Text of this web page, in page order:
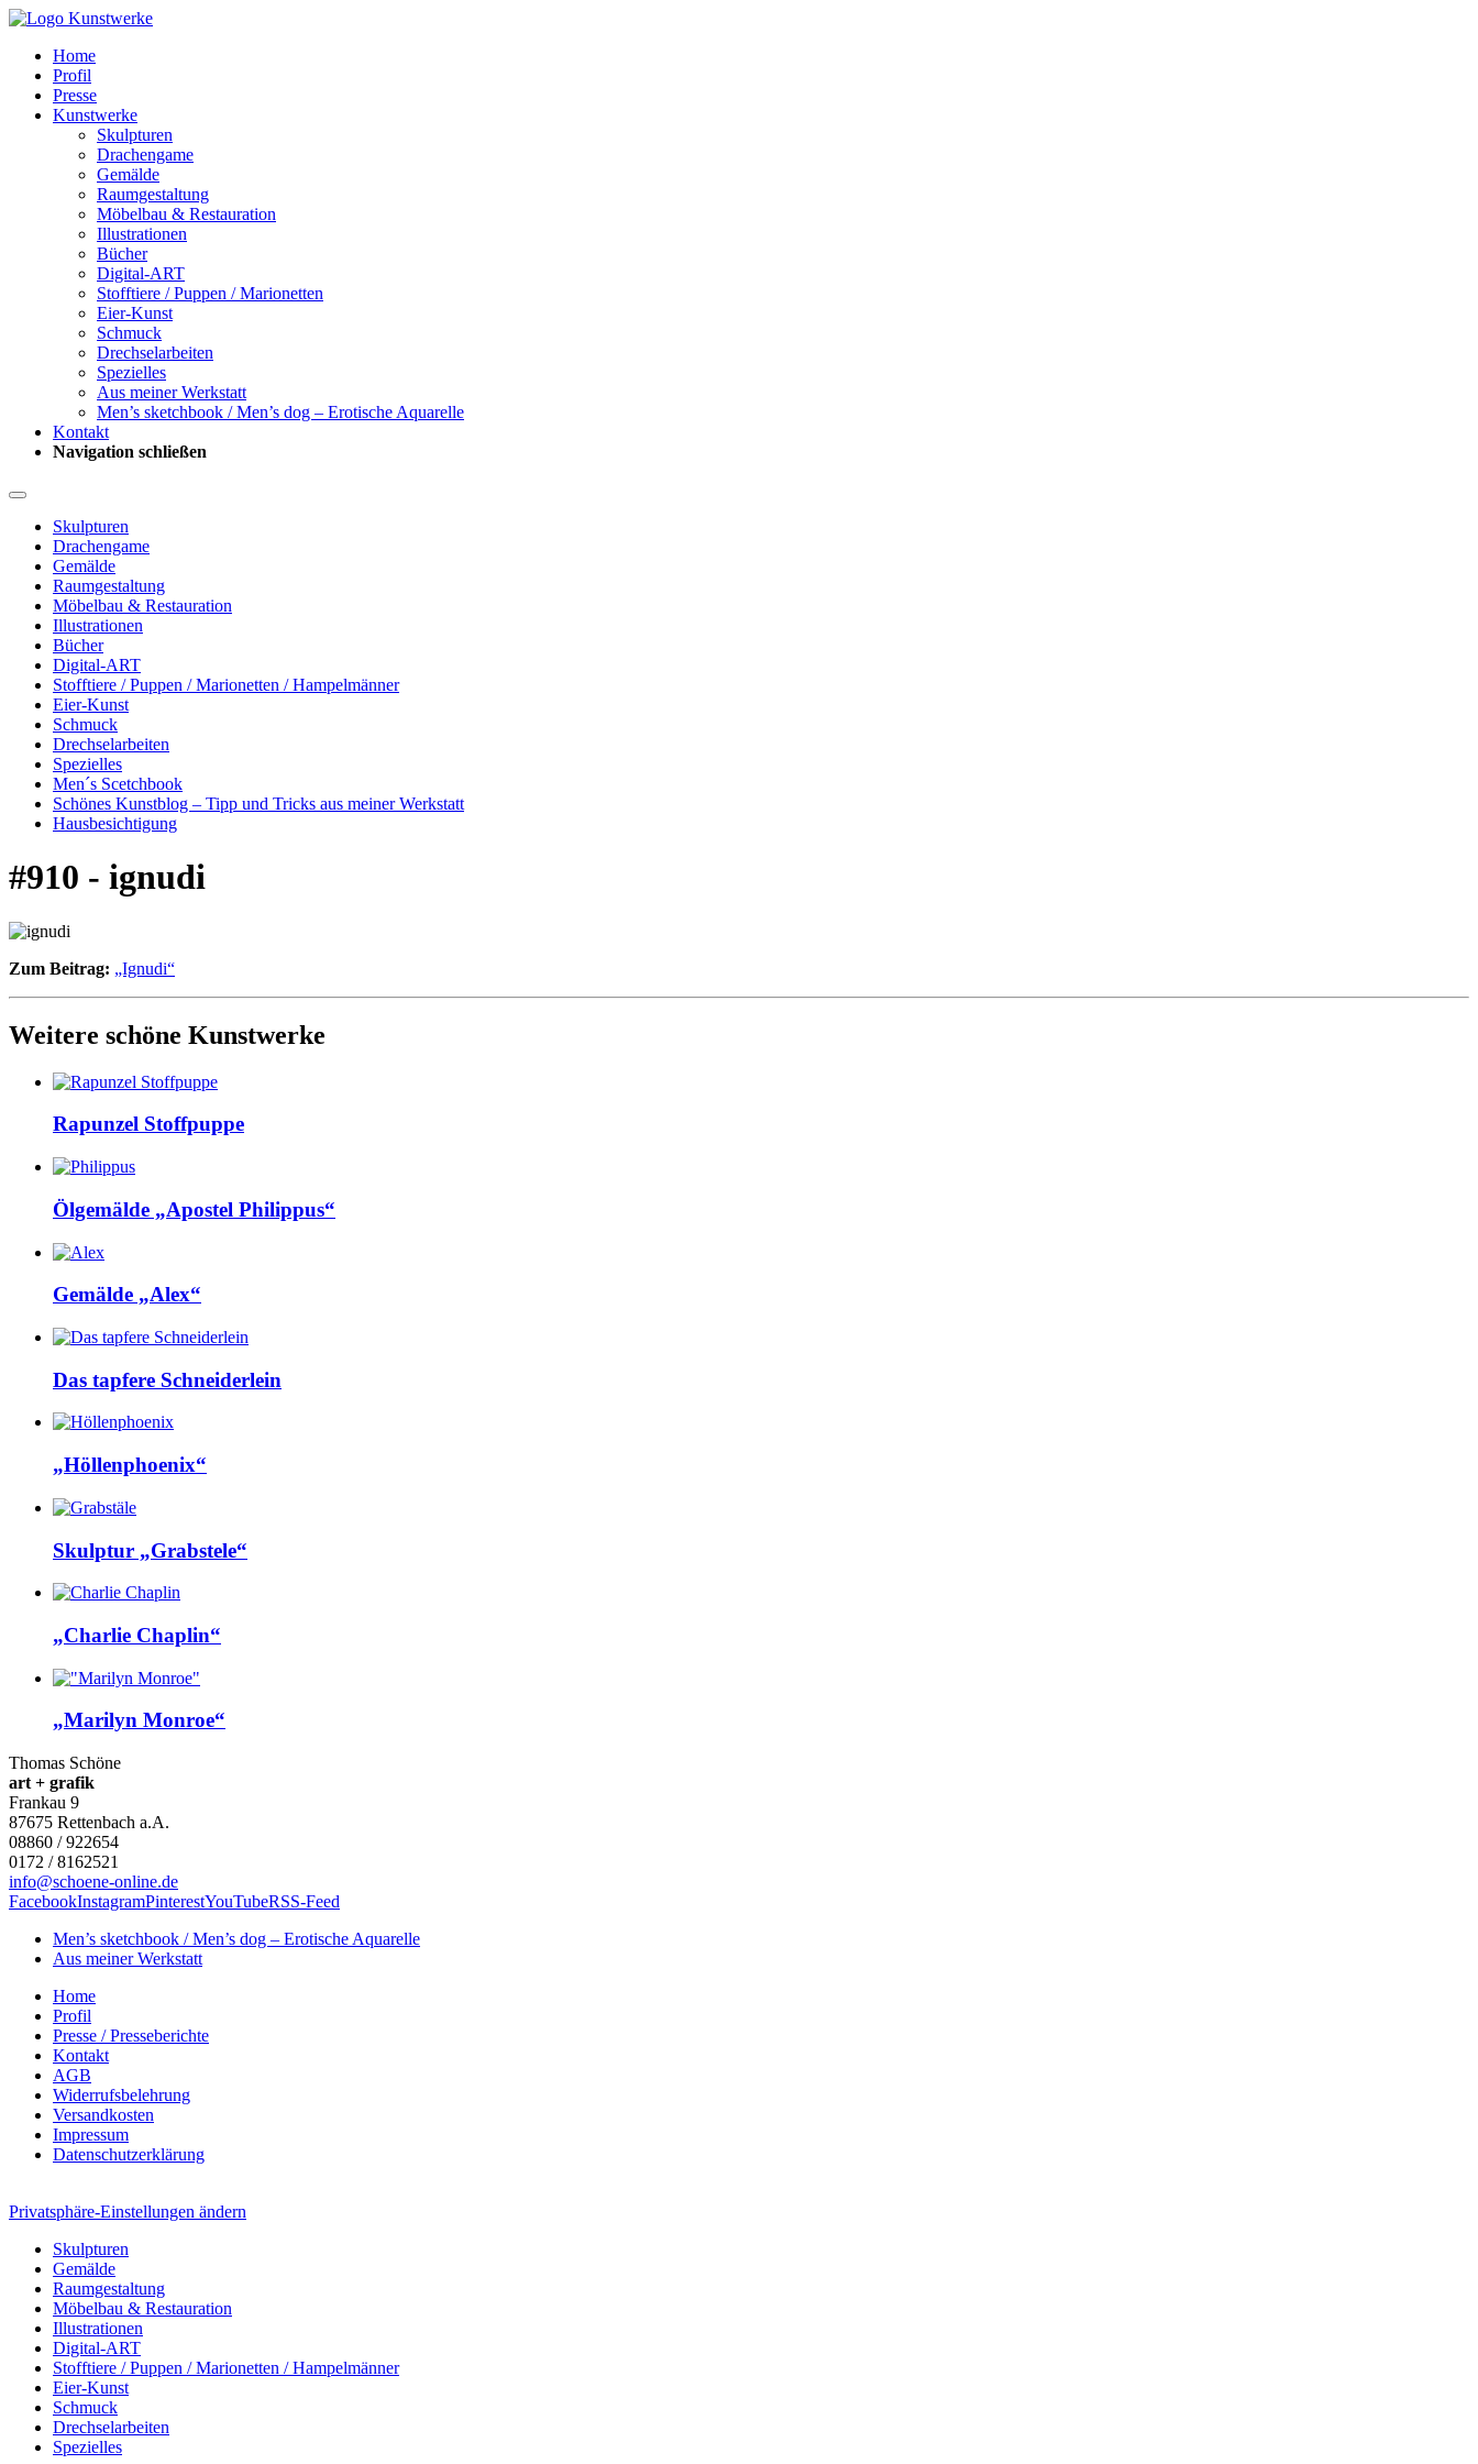
Home
Profil
Presse
Kunstwerke
Skulpturen
Drachengame
Gemälde
Raumgestaltung
Möbelbau & Restauration
Illustrationen
Bücher
Digital-ART
Stofftiere / Puppen / Marionetten
Eier-Kunst
Schmuck
Drechselarbeiten
Spezielles
Aus meiner Werkstatt
Men’s sketchbook / Men’s dog – Erotische Aquarelle
Kontakt
Navigation schließen
Skulpturen
Drachengame
Gemälde
Raumgestaltung
Möbelbau & Restauration
Illustrationen
Bücher
Digital-ART
Stofftiere / Puppen / Marionetten / Hampelmänner
Eier-Kunst
Schmuck
Drechselarbeiten
Spezielles
Men´s Scetchbook
Schönes Kunstblog – Tipp und Tricks aus meiner Werkstatt
Hausbesichtigung
#910 - ignudi
Zum Beitrag: „Ignudi“
Weitere schöne Kunstwerke
Rapunzel Stoffpuppe
Ölgemälde „Apostel Philippus“
Gemälde „Alex“
Das tapfere Schneiderlein
„Höllenphoenix“
Skulptur „Grabstele“
„Charlie Chaplin“
„Marilyn Monroe“
Thomas Schöne
art + grafik
Frankau 9
87675 Rettenbach a.A.
08860 / 922654
0172 / 8162521
info@schoene-online.de
FacebookInstagramPinterestYouTubeRSS-Feed
Men’s sketchbook / Men’s dog – Erotische Aquarelle
Aus meiner Werkstatt
Home
Profil
Presse / Presseberichte
Kontakt
AGB
Widerrufsbelehrung
Versandkosten
Impressum
Datenschutzerklärung
Privatsphäre-Einstellungen ändern
Skulpturen
Gemälde
Raumgestaltung
Möbelbau & Restauration
Illustrationen
Digital-ART
Stofftiere / Puppen / Marionetten / Hampelmänner
Eier-Kunst
Schmuck
Drechselarbeiten
Spezielles